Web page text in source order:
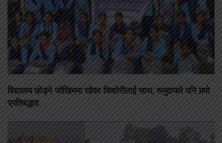
विद्यालय छोड्ने जोखिममा रहेका किशोरीलाई साथ, समुदायले पनि गर्‍यो
प्रतिबद्धता